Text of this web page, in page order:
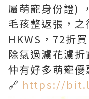
屬萌寵身份證)
毛孩整返張，
HKWS，72折
除氯過濾花濾
仲有好多萌寵優
🔗 https://